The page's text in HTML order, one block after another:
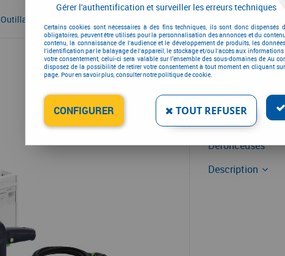
Outillage électrique et électroportatif OF
OF 1010
Réf. :
859,98 €
Défonceuse
Défonceuses
Description
Gérer l'authentification et surveiller les erreurs techniques
Certains cookies sont nécessaires à des fins techniques, ils sont donc dispensés
obligatoires, peuvent être utilisés pour la personnalisation des annonces et du
contenu, la connaissance de l'audience et le développement de produits, les
l'identification par le balayage de l'appareil, le stockage et/ou l'accès aux
votre consentement, celui-ci sera valable sur l’ensemble des sous-domaines de Au
disposez de la possibilité de retirer votre consentement à tout moment en cliquant
page. Pour en savoir plus, consulter notre politique de cookie.
CONFIGURER TOUT REFUSER